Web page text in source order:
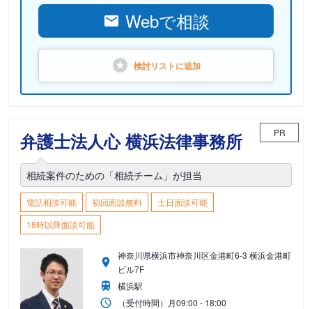
Webで相談
検討リストに追加
弁護士法人心 横浜法律事務所 PR
相続案件のための「相続チーム」が担当
電話相談可能 初回面談無料
土日面談可能
18時以降面談可能
神奈川県横浜市神奈川区金港町6-3 横浜金港町
ビル7F
横浜駅
（受付時間） 月09:00 - 18:00